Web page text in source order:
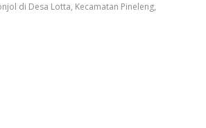
di Desa Lotta, Kecamatan Pineleng,